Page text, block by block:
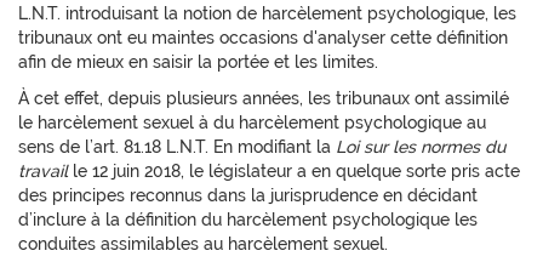
L.N.T. introduisant la notion de harcèlement psychologique, les
tribunaux ont eu maintes occasions d'analyser cette définition
afin de mieux en saisir la portée et les limites.
À cet effet, depuis plusieurs années, les tribunaux ont assimilé
le harcèlement sexuel à du harcèlement psychologique au
sens de l’art. 81.18 L.N.T. En modifiant la Loi sur les normes du
travaille 12 juin 2018, le législateur a en quelque sorte pris acte
des principes reconnus dans la jurisprudence en décidant
d’inclure à la définition du harcèlement psychologique les
conduites assimilables au harcèlement sexuel.